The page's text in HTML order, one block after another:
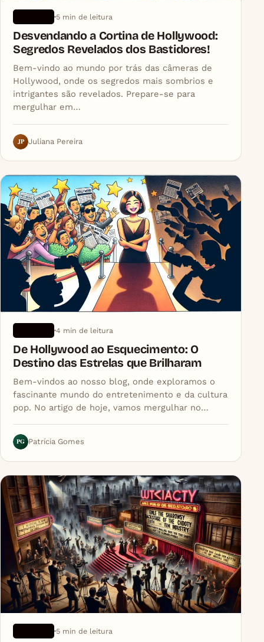
5 min de leitura
Desvendando a Cortina de Hollywood:
Segredos Revelados dos Bastidores!
Bem-vindo ao mundo por trás das câmeras de
Hollywood, onde os segredos mais sombrios e
intrigantes são revelados. Prepare-se para
mergulhar em…
JP Juliana Pereira
4 min de leitura
De Hollywood ao Esquecimento: O
Destino das Estrelas que Brilharam
Bem-vindos ao nosso blog, onde exploramos o
fascinante mundo do entretenimento e da cultura
pop. No artigo de hoje, vamos mergulhar no…
PG Patrícia Gomes
5 min de leitura